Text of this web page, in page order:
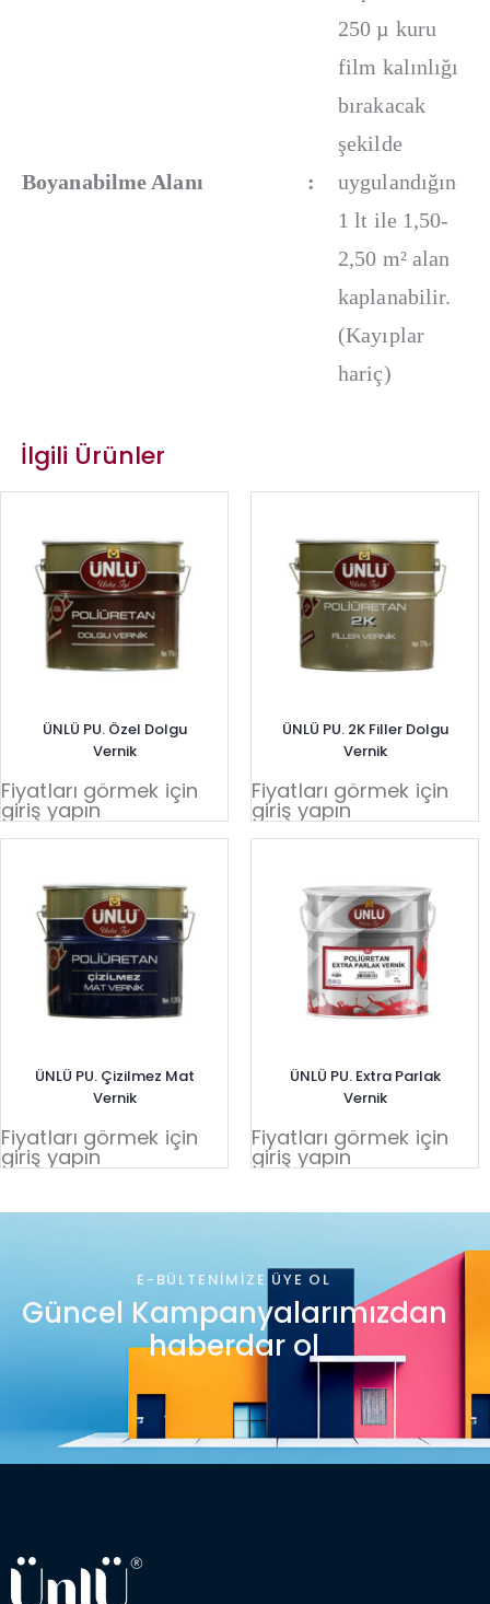
Boyanabilme Alanı :
250 µ kuru
film kalınlığı
bırakacak
şekilde
uygulandığında
1 lt ile 1,50-
2,50 m² alan
kaplanabilir.
(Kayıplar
hariç)
İlgili Ürünler
ÜNLÜ PU. Özel Dolgu
Vernik
Fiyatları görmek için
giriş yapın
ÜNLÜ PU. 2K Filler Dolgu
Vernik
Fiyatları görmek için
giriş yapın
ÜNLÜ PU. Çizilmez Mat
Vernik
Fiyatları görmek için
giriş yapın
ÜNLÜ PU. Extra Parlak
Vernik
Fiyatları görmek için
giriş yapın
E-BÜLTENIMIZE ÜYE OL
Güncel Kampanyalarımızdan
haberdar ol